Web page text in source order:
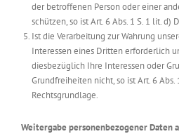
der betroffenen Person oder einer
schützen, so ist Art. 6 Abs. 1 S. 1 lit. d)
Ist die Verarbeitung zur Wahrung
Interessen eines Dritten erforderlich
diesbezüglich Ihre Interessen oder
Grundfreiheiten nicht, so ist Art. 6 Abs.
Rechtsgrundlage.
Weitergabe personenbezogener Daten